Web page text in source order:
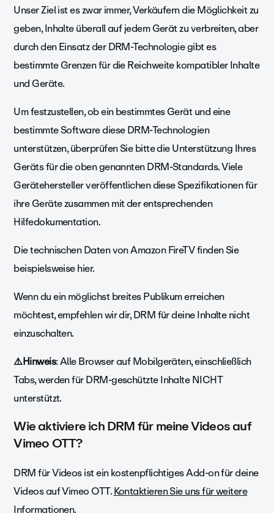
Unser Ziel ist es zwar immer, Verkäufern die Möglichkeit zu
geben, Inhalte überall auf jedem Gerät zu verbreiten, aber
durch den Einsatz der DRM-Technologie gibt es
bestimmte Grenzen für die Reichweite kompatibler Inhalte
und Geräte.
Um festzustellen, ob ein bestimmtes Gerät und eine
bestimmte Software diese DRM-Technologien
unterstützen, überprüfen Sie bitte die Unterstützung Ihres
Geräts für die oben genannten DRM-Standards. Viele
Gerätehersteller veröffentlichen diese Spezifikationen für
ihre Geräte zusammen mit der entsprechenden
Hilfedokumentation.
Die technischen Daten von Amazon FireTV finden Sie
beispielsweisehier.
Wenn du ein möglichst breites Publikum erreichen
möchtest, empfehlen wir dir, DRM für deine Inhalte nicht
einzuschalten.
⚠️Hinweis: Alle Browser auf Mobilgeräten, einschließlich
Tabs, werden für DRM-geschützte Inhalte NICHT
unterstützt.
Wie aktiviere ich DRM für meine Videos auf
Vimeo OTT?
DRM für Videos ist ein kostenpflichtiges Add-on für deine
Videos auf Vimeo OTT.Kontaktieren Sie uns für weitere